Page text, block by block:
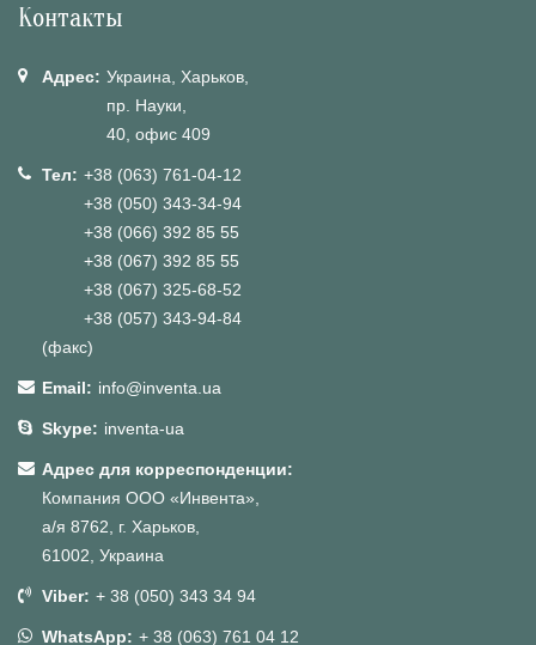
Контакты
Адрес: Украина, Харьков,
пр. Науки,
40, офис 409
Тел: +38 (063) 761-04-12
+38 (050) 343-34-94
+38 (066) 392 85 55
+38 (067) 392 85 55
+38 (067) 325-68-52
+38 (057) 343-94-84
(факс)
Email: info@inventa.ua
Skype: inventa-ua
Адрес для корреспонденции:
Компания ООО «Инвента»,
а/я 8762, г. Харьков,
61002, Украина
Viber: + 38 (050) 343 34 94
WhatsApp: + 38 (063) 761 04 12